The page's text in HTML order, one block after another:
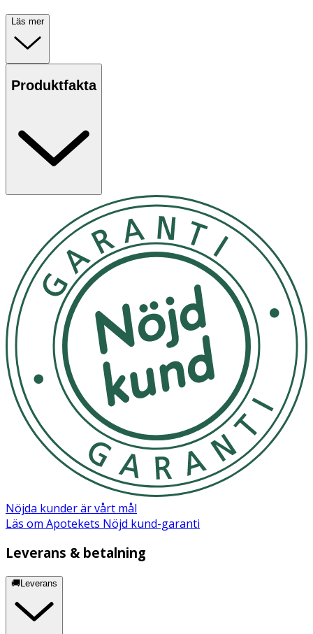
Läs mer
Produktfakta
Nöjda kunder är vårt mål
Läs om Apotekets Nöjd kund-garanti
Leverans & betalning
🚚Leverans